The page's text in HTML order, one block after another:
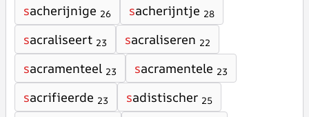
sacherijnige 26 sacherijntje 28
sacraliseert 23 sacraliseren 22
sacramenteel 23 sacramentele 23
sacrifieerde 23 sadistischer 25